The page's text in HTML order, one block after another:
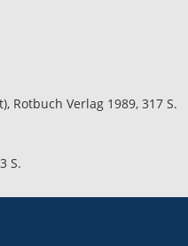
Rotbuch Verlag 1989, 317 S.
S.